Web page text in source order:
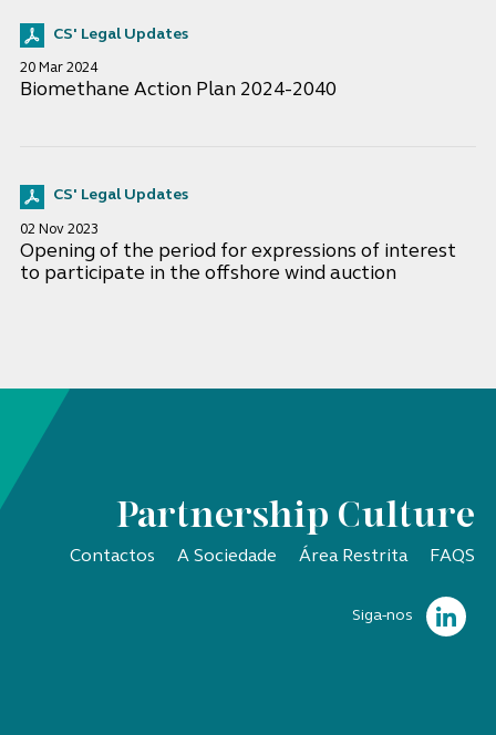
CS' Legal Updates
20 Mar 2024
Biomethane Action Plan 2024-2040
CS' Legal Updates
02 Nov 2023
Opening of the period for expressions of interest
to participate in the offshore wind auction
Partnership Culture
Contactos A Sociedade Área Restrita FAQS
Siga-nos